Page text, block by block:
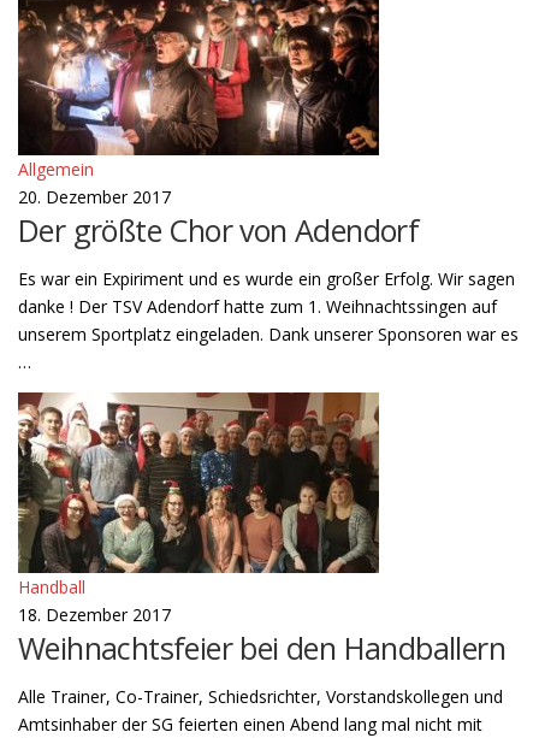
Allgemein
20. Dezember 2017
Der größte Chor von Adendorf
Es war ein Expiriment und es wurde ein großer Erfolg. Wir sagen
danke ! Der TSV Adendorf hatte zum 1. Weihnachtssingen auf
unserem Sportplatz eingeladen. Dank unserer Sponsoren war es
…
Handball
18. Dezember 2017
Weihnachtsfeier bei den Handballern
Alle Trainer, Co-Trainer, Schiedsrichter, Vorstandskollegen und
Amtsinhaber der SG feierten einen Abend lang mal nicht mit